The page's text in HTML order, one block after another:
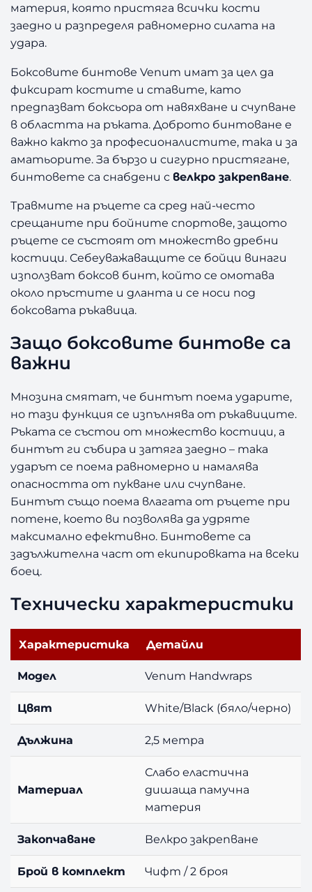
о
к
с
e
n
m
W
h
i
t
/
B
l
a
k
2
.
м
материя, която пристяга всички кости
заедно и разпределя равномерно силата на
удара.
Боксовите бинтове Venum имат за цел да
фиксират костите и ставите, като
предпазват боксьора от навяхване и счупване
в областта на ръката. Доброто бинтоване е
важно както за професионалистите, така и за
аматьорите. За бързо и сигурно пристягане,
бинтовете са снабдени с велкро закрепване.
Травмите на ръцете са сред най-често
срещаните при бойните спортове, защото
ръцете се състоят от множество дребни
костици. Себеуважаващите се бойци винаги
използват боксов бинт, който се омотава
около пръстите и дланта и се носи под
боксовата ръкавица.
Защо боксовите бинтове са
важни
Мнозина смятат, че бинтът поема ударите,
но тази функция се изпълнява от ръкавиците.
Ръката се състои от множество костици, а
бинтът ги събира и затяга заедно – така
ударът се поема равномерно и намалява
опасността от пукване или счупване.
Бинтът също поема влагата от ръцете при
потене, което ви позволява да удряте
максимално ефективно. Бинтовете са
задължителна част от екипировката на всеки
боец.
Технически характеристики
Характеристика Детайли
Модел Venum Handwraps
Цвят White/Black (бяло/черно)
Дължина 2,5 метра
Материал
Слабо еластична
дишаща памучна
материя
Закопчаване Велкро закрепване
Брой в комплект Чифт / 2 броя